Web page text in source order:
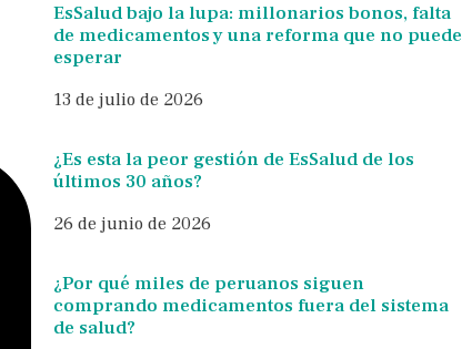
EsSalud bajo la lupa: millonarios bonos, falta
de medicamentos y una reforma que no puede
esperar
13 de julio de 2026
¿Es esta la peor gestión de EsSalud de los
últimos 30 años?
26 de junio de 2026
¿Por qué miles de peruanos siguen
comprando medicamentos fuera del sistema
de salud?